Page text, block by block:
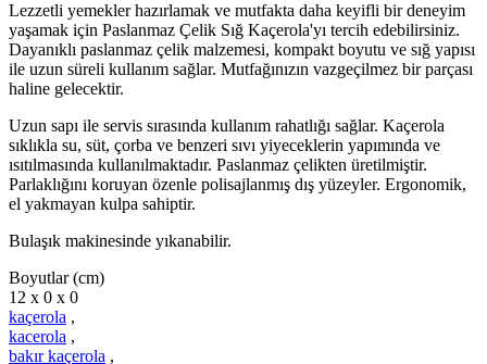
Lezzetli yemekler hazırlamak ve mutfakta daha keyifli bir deneyim
yaşamak için Paslanmaz Çelik Sığ Kaçerola'yı tercih edebilirsiniz.
Dayanıklı paslanmaz çelik malzemesi, kompakt boyutu ve sığ yapısı
ile uzun süreli kullanım sağlar. Mutfağınızın vazgeçilmez bir parçası
haline gelecektir.
Uzun sapı ile servis sırasında kullanım rahatlığı sağlar. Kaçerola
sıklıkla su, süt, çorba ve benzeri sıvı yiyeceklerin yapımında ve
ısıtılmasında kullanılmaktadır. Paslanmaz çelikten üretilmiştir.
Parlaklığını koruyan özenle polisajlanmış dış yüzeyler. Ergonomik,
el yakmayan kulpa sahiptir.
Bulaşık makinesinde yıkanabilir.
Boyutlar (cm)
12 x 0 x 0
kaçerola ,
kacerola ,
bakır kaçerola ,